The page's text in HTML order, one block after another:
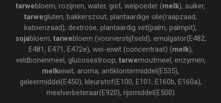
tarwebloem, rozijnen, water, gist, weipoeder (melk), suiker,
tarwegluten, bakkerszout, plantaardige olie(raapzaad,
katoenzaad), dextrose, plantaardig vet(palm, palmpit),
sojabloem, tarwebloem (voorverstijfseld), emulgator(E482,
E481, E471, E472e), wei-eiwit (concentraat) (melk),
veldbonenmeel, glucosestroop, tarwemoutmeel, enzymen,
melkeiwit, aroma, antiklontermiddel(E535),
geleermiddel(E450), kleurstof(E100, E101, E160b, E160a),
meelverbeteraar(E920), rijsmiddel(E500)